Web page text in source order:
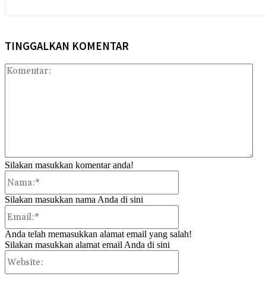
TINGGALKAN KOMENTAR
Silakan masukkan komentar anda!
Silakan masukkan nama Anda di sini
Anda telah memasukkan alamat email yang salah!
Silakan masukkan alamat email Anda di sini